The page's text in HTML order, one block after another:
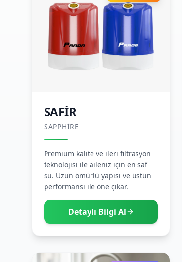
SAFİR
SAPPHIRE
Premium kalite ve ileri filtrasyon
teknolojisi ile aileniz için en saf
su. Uzun ömürlü yapısı ve üstün
performansı ile öne çıkar.
Detaylı Bilgi Al